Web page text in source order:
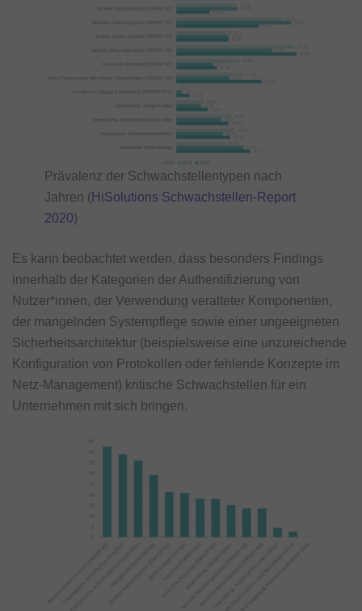
Prävalenz der Schwachstellentypen nach
Jahren (HiSolutions Schwachstellen-Report
2020)
Es kann beobachtet werden, dass besonders Findings
innerhalb der Kategorien der Authentifizierung von
Nutzer*innen, der Verwendung veralteter Komponenten,
der mangelnden Systempflege sowie einer ungeeigneten
Sicherheitsarchitektur (beispielsweise eine unzureichende
Konfiguration von Protokollen oder fehlende Konzepte im
Netz-Management) kritische Schwachstellen für ein
Unternehmen mit sich bringen.